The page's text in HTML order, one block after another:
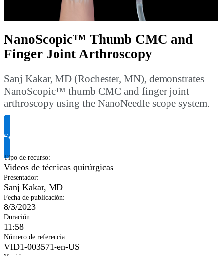
Video
NanoScopic™ Thumb CMC and
Finger Joint Arthroscopy
Sanj Kakar, MD (Rochester, MN), demonstrates
NanoScopic™ thumb CMC and finger joint
arthroscopy using the NanoNeedle scope system.
Solicitar información del producto
Tipo de recurso:
Videos de técnicas quirúrgicas
Presentador:
Sanj Kakar, MD
Fecha de publicación:
8/3/2023
Duración:
11:58
Número de referencia:
VID1-003571-en-US